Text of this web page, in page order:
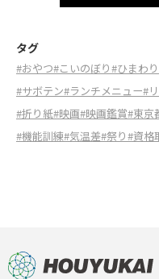
タグ
#おやつ#こいのぼり#ひまわ
#サボテン#ランチメニュー#
#折り紙#映画#映画鑑賞#東京
#機能訓練#気温差#祭り#資格